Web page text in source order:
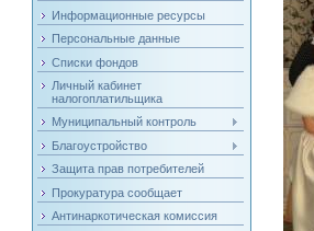
Информационные ресурсы
Персональные данные
Списки фондов
Личный кабинет
налогоплатильщика
Муниципальный контроль
Благоустройство
Защита прав потребителей
Прокуратура сообщает
Антинаркотическая комиссия